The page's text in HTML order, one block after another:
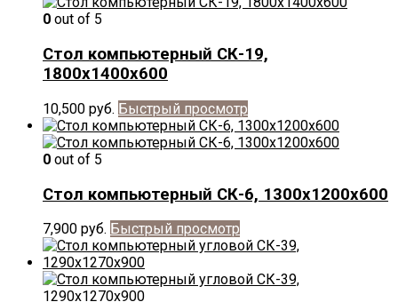
0 out of 5
Стол компьютерный СК-19,
1800х1400х600
10,500 руб. Быстрый просмотр
0 out of 5
Стол компьютерный СК-6, 1300х1200х600
7,900 руб. Быстрый просмотр